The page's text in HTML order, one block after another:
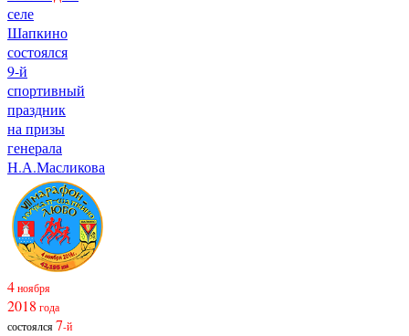
селе
Шапкино
состоялся
9-й
спортивный
праздник
на призы
генерала
Н.А.Масликова
4ноября
2018 года
состоялся7-й